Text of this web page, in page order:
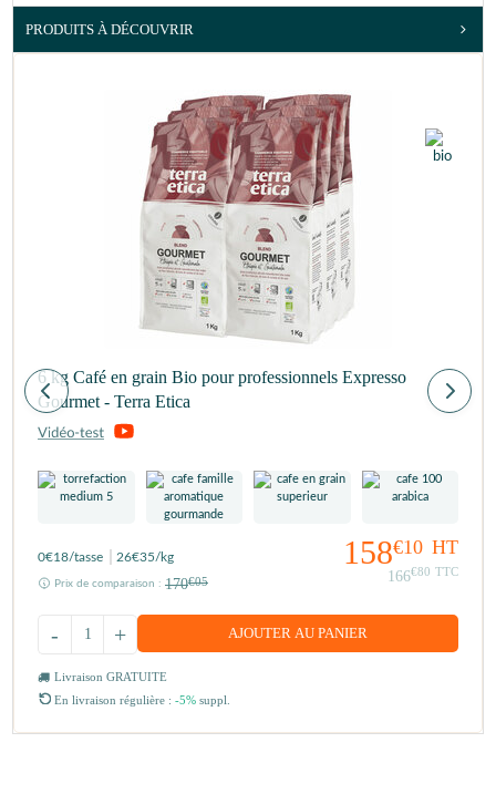
PRODUITS À DÉCOUVRIR
6 kg Café en grain Bio pour professionnels Expresso
Gourmet - Terra Etica
158€10 HT
166€80 TTC
0€18/tasse 26€35/kg
Prix de comparaison : 170€05
+
- AJOUTER AU PANIER
Livraison GRATUITE
En livraison régulière : -5% suppl.